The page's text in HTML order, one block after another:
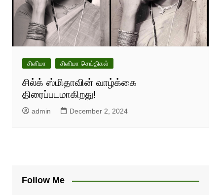
சினிமா சினிமா செய்திகள்
சில்க் ஸ்மிதாவின் வாழ்க்கை
திரைப்படமாகிறது!
admin December 2, 2024
Follow Me